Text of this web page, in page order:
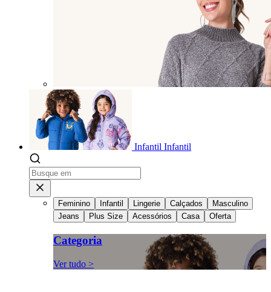
Infantil Infantil
Feminino Infantil Lingerie Calçados
Masculino
Jeans
Plus Size Acessórios Casa Oferta
Categoria
Ver tudo >